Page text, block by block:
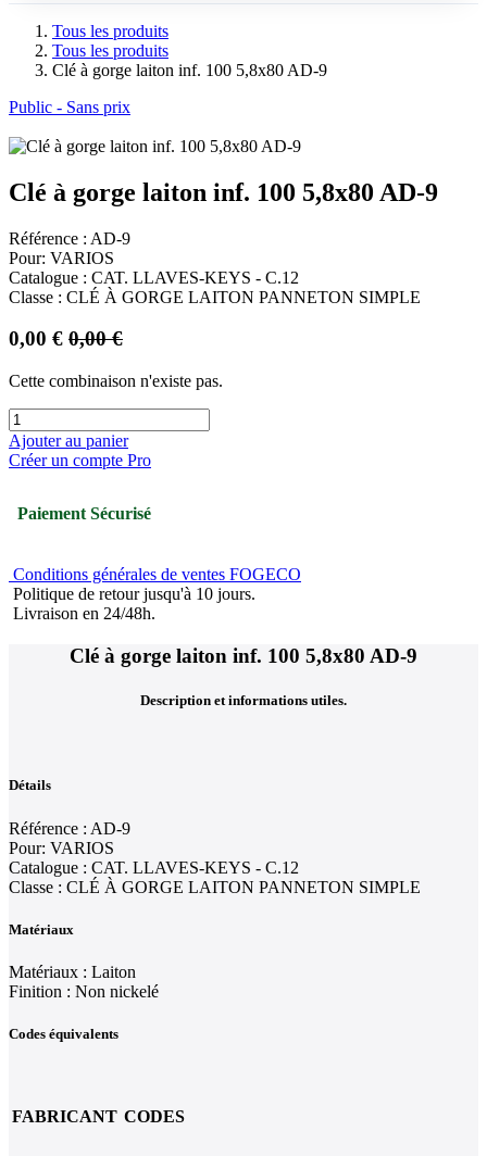
Tous les produits
Tous les produits
Clé à gorge laiton inf. 100 5,8x80 AD-9
Public - Sans prix
Clé à gorge laiton inf. 100 5,8x80 AD-9
Référence : AD-9
Pour: VARIOS
Catalogue : CAT. LLAVES-KEYS - C.12
Classe : CLÉ À GORGE LAITON PANNETON SIMPLE
0,00 € 0,00€
Cette combinaison n'existe pas.
Ajouter au panier
Créer un compte Pro
Paiement Sécurisé
Conditions générales de ventes FOGECO
Politique de retour jusqu'à 10 jours.
Livraison en 24/48h.
Clé à gorge laiton inf. 100 5,8x80 AD-9
Description et informations utiles.
Détails
Référence : AD-9
Pour: VARIOS
Catalogue : CAT. LLAVES-KEYS - C.12
Classe : CLÉ À GORGE LAITON PANNETON SIMPLE
Matériaux
Matériaux : Laiton
Finition : Non nickelé
Codes équivalents
FABRICANT CODES